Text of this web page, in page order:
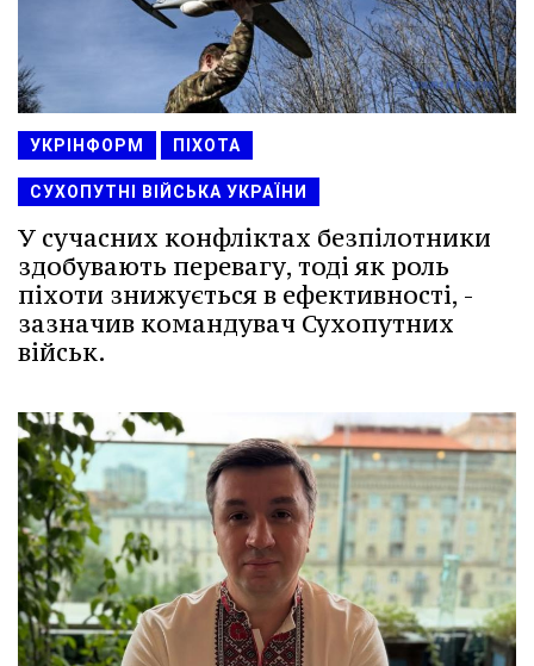
УКРІНФОРМ ПІХОТА
СУХОПУТНІ ВІЙСЬКА УКРАЇНИ
У сучасних конфліктах безпілотники
здобувають перевагу, тоді як роль
піхоти знижується в ефективності, -
зазначив командувач Сухопутних
військ.